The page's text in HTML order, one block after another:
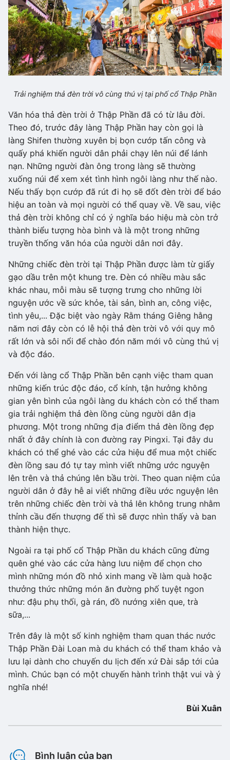
Trải nghiệm thả đèn trời vô cùng thú vị tại phố cổ Thập Phần
Văn hóa thả đèn trời ở Thập Phần đã có từ lâu đời.
Theo đó, trước đây làng Thập Phần hay còn gọi là
làng Shifen thường xuyên bị bọn cướp tấn công và
quấy phá khiến người dân phải chạy lên núi để lánh
nạn. Những người đàn ông trong làng sẽ thường
xuống núi để xem xét tình hình ngôi làng như thế nào.
Nếu thấy bọn cướp đã rút đi họ sẽ đốt đèn trời để báo
hiệu an toàn và mọi người có thể quay về. Về sau, việc
thả đèn trời không chỉ có ý nghĩa báo hiệu mà còn trở
thành biểu tượng hòa bình và là một trong những
truyền thống văn hóa của người dân nơi đây.
Những chiếc đèn trời tại Thập Phần được làm từ giấy
gạo dầu trên một khung tre. Đèn có nhiều màu sắc
khác nhau, mỗi màu sẽ tượng trưng cho những lời
nguyện ước về sức khỏe, tài sản, bình an, công việc,
tình yêu,... Đặc biệt vào ngày Rằm tháng Giêng hằng
năm nơi đây còn có lễ hội thả đèn trời vô với quy mô
rất lớn và sôi nổi để chào đón năm mới vô cùng thú vị
và độc đáo.
Đến với làng cổ Thập Phần bên cạnh việc tham quan
những kiến trúc độc đáo, cổ kính, tận hưởng không
gian yên bình của ngôi làng du khách còn có thể tham
gia trải nghiệm thả đèn lồng cùng người dân địa
phương. Một trong những địa điểm thả đèn lồng đẹp
nhất ở đây chính là con đường ray Pingxi. Tại đây du
khách có thể ghé vào các cửa hiệu để mua một chiếc
đèn lồng sau đó tự tay mình viết những ước nguyện
lên trên và thả chúng lên bầu trời. Theo quan niệm của
người dân ở đây hễ ai viết những điều ước nguyện lên
trên những chiếc đèn trời và thả lên không trung nhằm
thỉnh cầu đến thượng đế thì sẽ được nhìn thấy và ban
thành hiện thực.
Ngoài ra tại phố cổ Thập Phần du khách cũng đừng
quên ghé vào các cửa hàng lưu niệm để chọn cho
mình những món đồ nhỏ xinh mang về làm quà hoặc
thưởng thức những món ăn đường phố tuyệt ngon
như: đậu phụ thối, gà rán, đồ nướng xiên que, trà
sữa,...
Trên đây là một số kinh nghiệm tham quan thác nước
Thập Phần Đài Loan mà du khách có thể tham khảo và
lưu lại dành cho chuyến du lịch đến xứ Đài sắp tới của
mình. Chúc bạn có một chuyến hành trình thật vui và ý
nghĩa nhé!
Bùi Xuân
Bình luận của bạn